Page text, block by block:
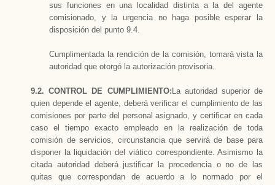
sus funciones en una localidad distinta a la del agente
comisionado, y la urgencia no haga posible esperar la
disposición del punto 9.4.
Cumplimentada la rendición de la comisión, tomará vista la
autoridad que otorgó la autorización provisoria.
9.2. CONTROL DE CUMPLIMIENTO: La autoridad superior de
quien depende el agente, deberá verificar el cumplimiento de las
comisiones por parte del personal asignado, y certificar en cada
caso el tiempo exacto empleado en la realización de toda
comisión de servicios, circunstancia que servirá de base para
disponer la liquidación del viático correspondiente. Asimismo la
citada autoridad deberá justificar la procedencia o no de las
quitas que correspondan de acuerdo a lo normado por el